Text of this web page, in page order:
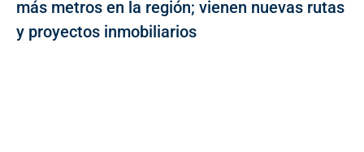
más metros en la región; vienen nuevas rutas
y proyectos inmobiliarios